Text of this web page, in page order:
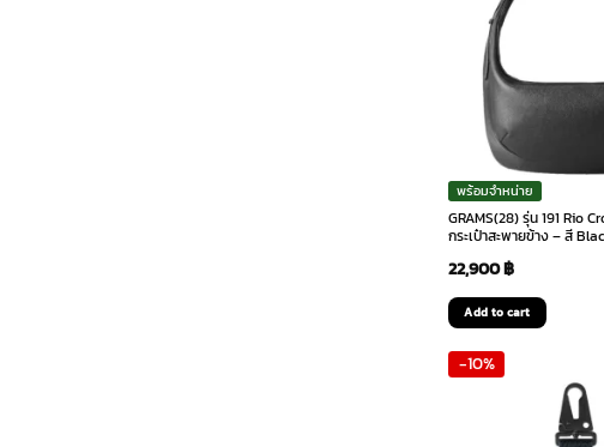
พร้อมจำหน่าย
GRAMS(28) รุ่น 191 Rio
กระเป๋าสะพายข้าง – สี
22,900฿
Add to cart
-10%